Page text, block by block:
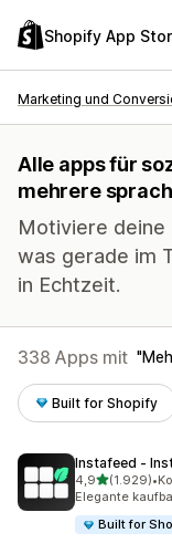
Shopify App
Marketing und
Alle apps für
mehrere
Motiviere deine
was gerade im
in Echtzeit.
338 Apps mit
Built for Shopify
Instafeed ‑
4,9von 5(1.929)
1929 •
Elegante
Built for